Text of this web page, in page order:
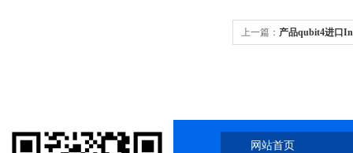
上一篇： 产品qubit4进口
网站首页